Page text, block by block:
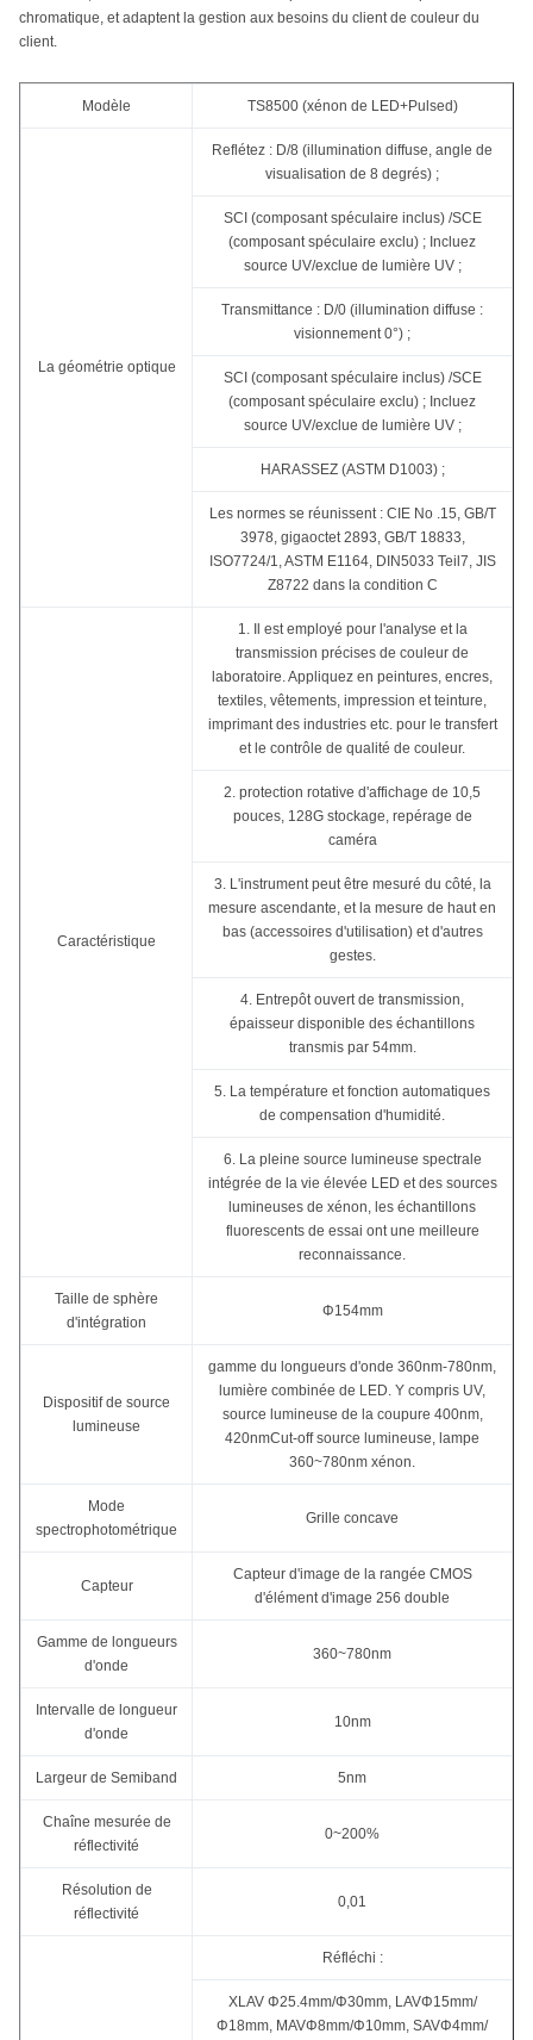
chromatique, et adaptent la gestion aux besoins du client de couleur du
client.
Modèle TS8500 (xénon de LED+Pulsed)
La géométrie optique
Reflétez : D/8 (illumination diffuse, angle de
visualisation de 8 degrés) ;
SCI (composant spéculaire inclus) /SCE
(composant spéculaire exclu) ; Incluez
source UV/exclue de lumière UV ;
Transmittance : D/0 (illumination diffuse :
visionnement 0°) ;
SCI (composant spéculaire inclus) /SCE
(composant spéculaire exclu) ; Incluez
source UV/exclue de lumière UV ;
HARASSEZ (ASTM D1003) ;
Les normes se réunissent : CIE No .15, GB/T
3978, gigaoctet 2893, GB/T 18833,
ISO7724/1, ASTM E1164, DIN5033 Teil7, JIS
Z8722 dans la condition C
Caractéristique
1. Il est employé pour l'analyse et la
transmission précises de couleur de
laboratoire. Appliquez en peintures, encres,
textiles, vêtements, impression et teinture,
imprimant des industries etc. pour le transfert
et le contrôle de qualité de couleur.
2. protection rotative d'affichage de 10,5
pouces, 128G stockage, repérage de
caméra
3. L'instrument peut être mesuré du côté, la
mesure ascendante, et la mesure de haut en
bas (accessoires d'utilisation) et d'autres
gestes.
4. Entrepôt ouvert de transmission,
épaisseur disponible des échantillons
transmis par 54mm.
5. La température et fonction automatiques
de compensation d'humidité.
6. La pleine source lumineuse spectrale
intégrée de la vie élevée LED et des sources
lumineuses de xénon, les échantillons
fluorescents de essai ont une meilleure
reconnaissance.
Taille de sphère
d'intégration
Φ154mm
Dispositif de source
lumineuse
gamme du longueurs d'onde 360nm-780nm,
lumière combinée de LED. Y compris UV,
source lumineuse de la coupure 400nm,
420nmCut-off source lumineuse, lampe
360~780nm xénon.
Mode
spectrophotométrique
Grille concave
Capteur
Capteur d'image de la rangée CMOS
d'élément d'image 256 double
Gamme de longueurs
d'onde
360~780nm
Intervalle de longueur
d'onde
10nm
Largeur de Semiband 5nm
Chaîne mesurée de
réflectivité
0~200%
Résolution de
réflectivité
0,01
Réfléchi :
XLAV Φ25.4mm/Φ30mm, LAVΦ15mm/
Φ18mm, MAVΦ8mm/Φ10mm, SAVΦ4mm/